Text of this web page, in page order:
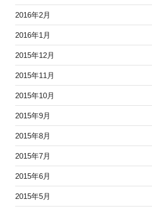
2016年2月
2016年1月
2015年12月
2015年11月
2015年10月
2015年9月
2015年8月
2015年7月
2015年6月
2015年5月